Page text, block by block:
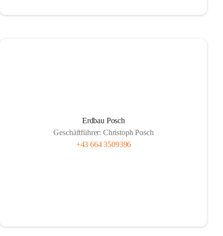
Erdbau Posch
Geschäftführer: Christoph Posch
+43 664 3509396